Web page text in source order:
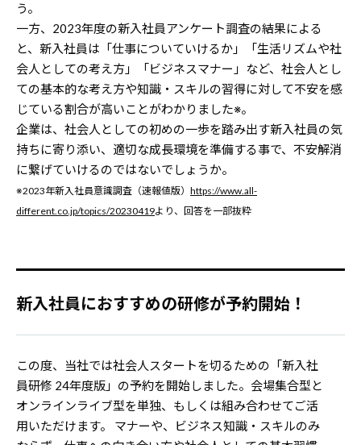
う。
一方、2023年度の新入社員アンケート調査の結果による
と、新入社員は「仕事についていけるか」「生活リズムや社
会人としての考え方」「ビジネスマナー」など、社会人とし
ての基本的な考え方や知識・スキルの習得に対して不安を感
じている割合が高いことがわかりました※。
企業は、社会人としての初めの一歩を踏み出す新入社員の気
持ちに寄り添い、適切な成長環境を準備する事で、不安解消
に繋げていけるのではないでしょうか。
※2023年新入社員意識調査（速報値版） https://www.all-
different.co.jp/topics/20230419より、回答を一部抜粋
新入社員におすすめの研修が予約開始！
この度、当社では社会人スタートを切るための「新入社
員研修 24年度版」の予約を開始しました。会場集合型と
オンラインライブ型を単独、もしくは組み合わせてご活
用いただけます。 マナーや、ビジネス知識・スキルのみ